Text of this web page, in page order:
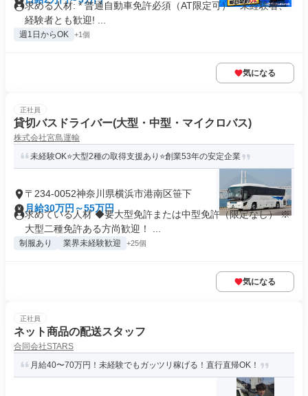
求める人材: * 普通自動車免許必須（AT限定可） * 未経験者、
経験者とも歓迎! ...
週1日からOK +1個
気になる
正社員
貸切バスドライバー(大型・中型・マイクロバス)
株式会社宮島運輸
未経験OK⭐大型2種の取得支援あり⭐創業53年の安定企業
〒234-0052神奈川県横浜市港南区笹下
月給30万円～55万円
求めている人材 ◆要大型免許または中型免許（限定なし） ※
大型二種免許ある方尚歓迎！ ...
制服あり 業界未経験歓迎 +25個
気になる
正社員
ネット商品の配送スタッフ
合同会社STARS
月給40〜70万円！未経験でもガッツリ稼げる！直行直帰OK！